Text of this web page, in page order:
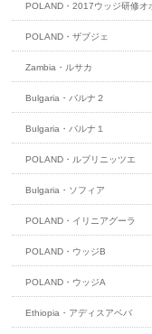
POLAND・2017ウッジ研修オ
POLAND・ザブジェ
Zambia・ルサカ
Bulgaria・バルナ２
Bulgaria・バルナ１
POLAND・ルブリニッツエ
Bulgaria・ソフィア
POLAND・イリニアグーラ
POLAND・ウッジB
POLAND・ウッジA
Ethiopia・アディスアベバ